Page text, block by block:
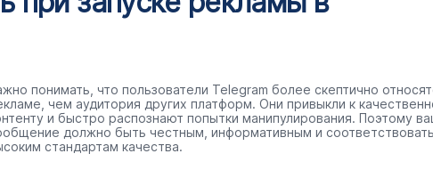
понимать, что пользователи Telegram более скептично
чем аудитория других платформ. Они привыкли к
и быстро распознают попытки манипулирования. Поэтому
должно быть честным, информативным и соответствовать
стандартам качества.